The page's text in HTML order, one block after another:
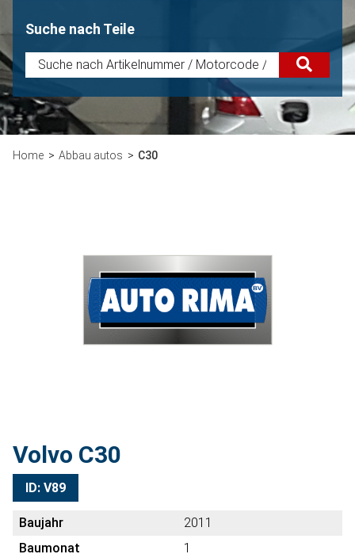
Suche nach Teile
Home Abbau autos C30
Volvo C30
ID: V89
Baujahr
2011
Baumonat
1